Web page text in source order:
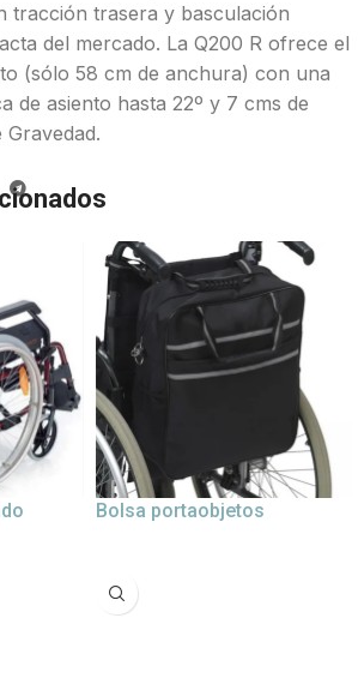
tracción trasera y basculación
del mercado. La Q200 R ofrece el
(sólo 58 cm de anchura) con una
de asiento hasta 22º y 7 cms de
Gravedad.
Bolsa portaobjetos